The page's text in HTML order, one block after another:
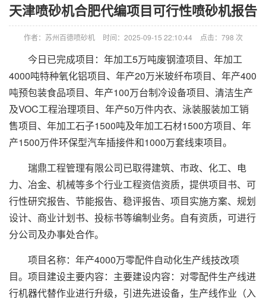
天津喷砂机合肥代编项目可行性喷砂机报告
作者：苏州百德喷砂机 时间：2025-09-15 22:10:44 点击：798 次
今日已完成项目：年加工5万吨废钢渣项目、年加工
4000吨特种氧化铝项目、年产20万米玻纤布项目、年产400
吨预包装食品项目、年产100万台制冷设备项目、清洁生产
及VOC工程治理项目、年产50万件内衣、泳装服装加工销
售项目、年加工石子1500吨及年加工石材1500方项目、年
产1500万件环保型汽车插接件和1000万套线束项目。
瑞鼎工程管理有限公司已取得建筑、市政、化工、电
力、冶金、机械等多个行业工程资信资质，提供项目书、可
行性研究报告、节能报告、稳评报告、项目实施方案、规划
设计、商业计划书、投标书等编制业务。自有资质，可进行
分公司及办事处合作。
项目名称：年产4000万零配件自动化生产线技改项
目。项目建设主要内容：主要建设内容：对零配件生产线进
行机器代替作业进行升级，引进先进设备，生产线作业（入